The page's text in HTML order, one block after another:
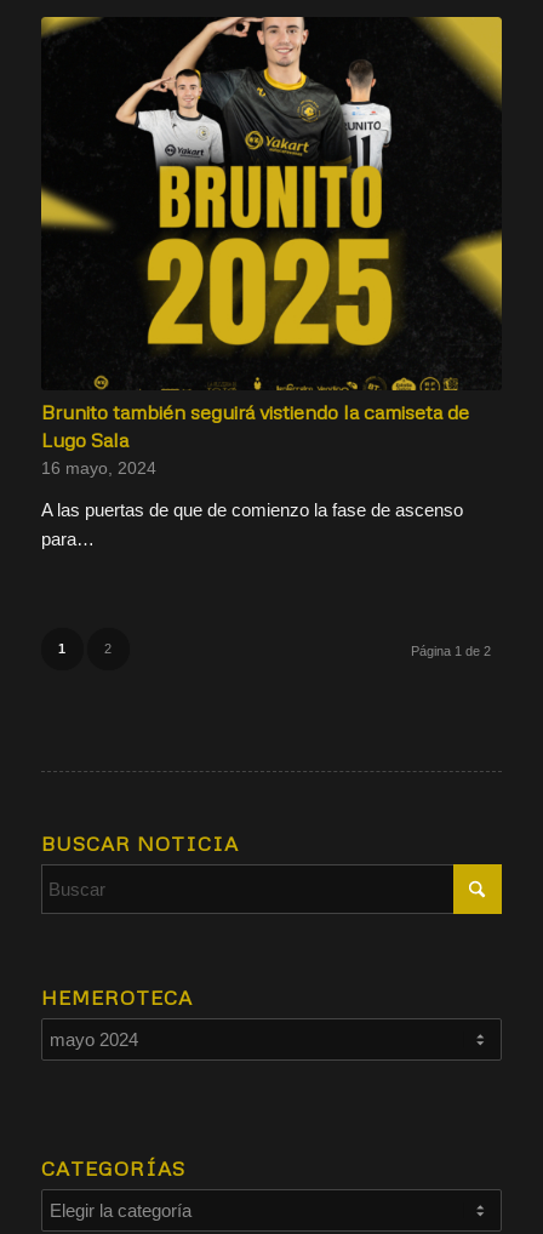
Brunito también seguirá vistiendo la camiseta de
Lugo Sala
16 mayo, 2024
A las puertas de que de comienzo la fase de ascenso
para…
Página 1 de 2
1 2
BUSCAR NOTICIA
HEMEROTECA
CATEGORÍAS